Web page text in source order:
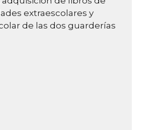
extraescolares y
de las dos guarderías